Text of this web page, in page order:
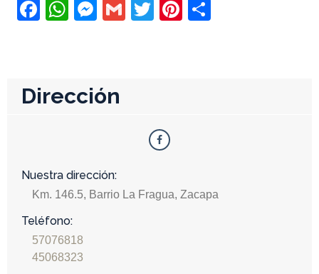
Facebook
WhatsApp
Messenger
GmailTwitterPinterest
Dirección
Nuestra dirección:
Km. 146.5, Barrio La Fragua, Zacapa
Teléfono:
57076818
45068323